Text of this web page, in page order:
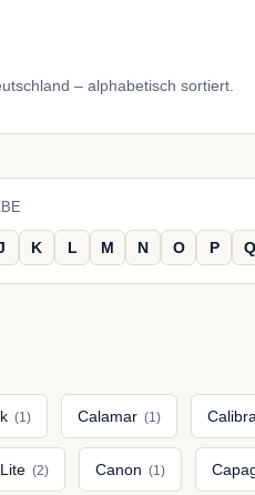
– alphabetisch sortiert.
K L M N O P Q
(1) Calamar (1)
(2) Canon (1)